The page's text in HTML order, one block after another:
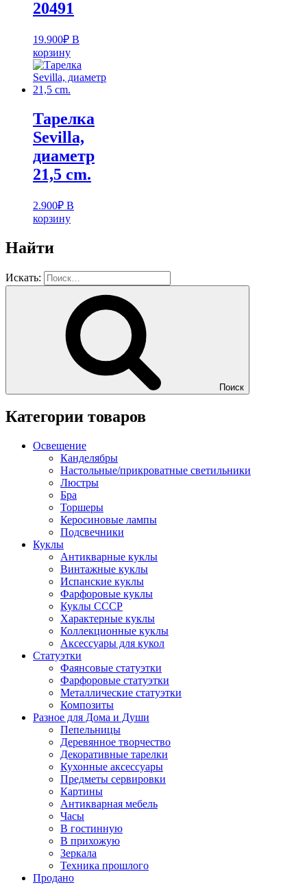
20491
19.900₽ В
корзину
Тарелка
Sevilla,
диаметр
21,5 cm.
2.900₽ В
корзину
Найти
Искать:
Поиск
Категории товаров
Освещение
Канделябры
Настольные/прикроватные светильники
Люстры
Бра
Торшеры
Керосиновые лампы
Подсвечники
Куклы
Антикварные куклы
Винтажные куклы
Испанские куклы
Фарфоровые куклы
Куклы СССР
Характерные куклы
Коллекционные куклы
Аксессуары для кукол
Статуэтки
Фаянсовые статуэтки
Фарфоровые статуэтки
Металлические статуэтки
Композиты
Разное для Дома и Души
Пепельницы
Деревянное творчество
Декоративные тарелки
Кухонные аксессуары
Предметы сервировки
Картины
Антикварная мебель
Часы
В гостинную
В прихожую
Зеркала
Техника прошлого
Продано